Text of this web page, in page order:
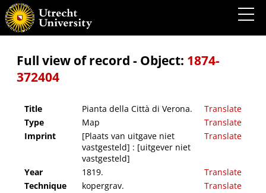
Pianta della Città di Verona.
Full view of record - Object: 1874-
372404
Title Pianta della Città di Verona.
Translate
Type
Map
Translate
Imprint
[Plaats van uitgave niet
vastgesteld] : [uitgever niet
vastgesteld]
Translate
Year 1819.
Translate
Technique
kopergrav.
Translate